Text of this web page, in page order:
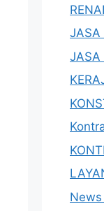
JASA
JASA